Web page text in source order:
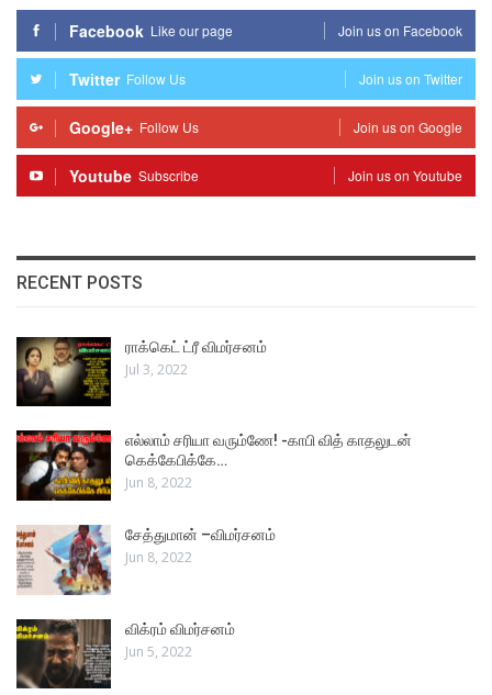
Facebook Like our page Join us on Facebook
Twitter Follow Us Join us on Twitter
Google+ Follow Us Join us on Google
Youtube Subscribe Join us on Youtube
RECENT POSTS
ராக்கெட் ட்ரீ விமர்சனம்
Jul 3, 2022
எல்லாம் சரியா வரும்ணே! -காபி வித் காதலுடன்
கெக்கேபிக்கே…
Jun 8, 2022
சேத்துமான் –விமர்சனம்
Jun 8, 2022
விக்ரம் விமர்சனம்
Jun 5, 2022